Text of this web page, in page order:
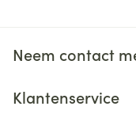
Neem contact
Klantenservice